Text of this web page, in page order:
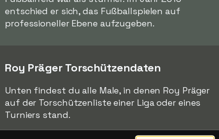
entschied er sich, das Fußballspielen auf
professioneller Ebene aufzugeben.
Roy Präger Torschützendaten
Unten findest du alle Male, in denen Roy Präger
auf der Torschützenliste einer Liga oder eines
Turniers stand.